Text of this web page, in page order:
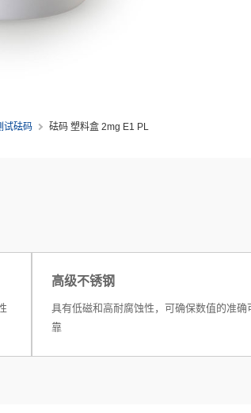
试砝码 砝码 塑料盒 2mg E1 PL
高级不锈钢
具有低磁和高耐腐蚀性，可确保数值的准确
靠